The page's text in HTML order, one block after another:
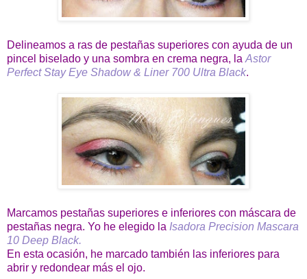
Delineamos a ras de pestañas superiores con ayuda de un
pincel biselado y una sombra en crema negra, la Astor
Perfect Stay Eye Shadow & Liner 700 Ultra Black.
Marcamos pestañas superiores e inferiores con máscara de
pestañas negra. Yo he elegido la Isadora Precision Mascara
10 Deep Black.
En esta ocasión, he marcado también las inferiores para
abrir y redondear más el ojo.